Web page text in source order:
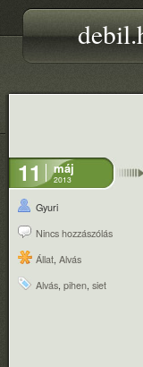
11 máj
2013
Gyuri
Nincs hozzászólás
Állat, Alvás
Alvás, pihen, siet